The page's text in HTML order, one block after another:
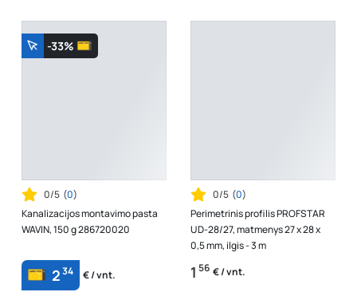
-33%
0/5 (0)
Kanalizacijos montavimo pasta
WAVIN, 150 g 286720020
234 € / vnt.
0/5 (0)
Perimetrinis profilis PROFSTAR
UD-28/27, matmenys 27 x 28 x
0,5 mm, ilgis - 3 m
1 56 € / vnt.